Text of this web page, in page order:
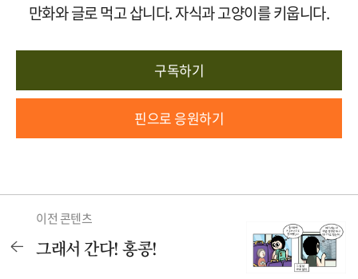
만화와 글로 먹고 삽니다. 자식과 고양이를 키웁니다.
구독하기
핀으로 응원하기
이전 콘텐츠
그래서 간다! 홍콩!